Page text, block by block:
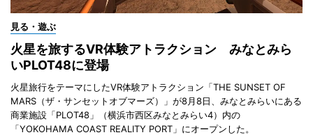
見る・遊ぶ
火星を旅するVR体験アトラクション みなとみら
いPLOT48に登場
火星旅行をテーマにしたVR体験アトラクション「THE SUNSET OF
MARS（ザ・サンセットオブマーズ）」が8月8日、みなとみらいにある
商業施設「PLOT48」（横浜市西区みなとみらい4）内の
「YOKOHAMA COAST REALITY PORT」にオープンした。